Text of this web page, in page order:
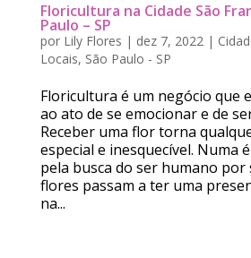
Floricultura na Cidade São
Paulo – SP
por Lily Flores | dez 7, 2022|
Locais, São Paulo - SP
Floricultura é um negócio que
ao ato de se emocionar e de
Receber uma flor torna
especial e inesquecível. Numa
pela busca do ser humano por
flores passam a ter uma
na...